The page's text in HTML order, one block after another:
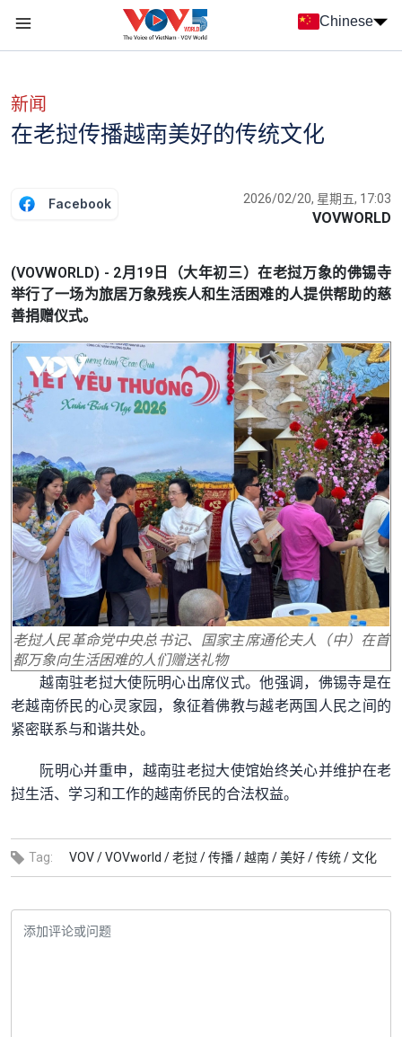
Chinese
新闻
在老挝传播越南美好的传统文化
Facebook 2026/02/20, 星期五, 17:03
VOVWORLD
(VOVWORLD) - 2月19日（大年初三）在老挝万象的佛锡寺
举行了一场为旅居万象残疾人和生活困难的人提供帮助的慈
善捐赠仪式。
老挝人民革命党中央总书记、国家主席通伦夫人（中）在首
都万象向生活困难的人们赠送礼物
越南驻老挝大使阮明心出席仪式。他强调，佛锡寺是在
老越南侨民的心灵家园，象征着佛教与越老两国人民之间的
紧密联系与和谐共处。
阮明心并重申，越南驻老挝大使馆始终关心并维护在老
挝生活、学习和工作的越南侨民的合法权益。
Tag: VOV /VOVworld /老挝 /传播 /越南 /美好 /传统 /文化